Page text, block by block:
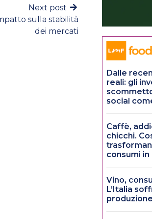
Next post
sulla stabilità
dei mercati
Dalle
reali: gli
social
Caffè,
chicchi.
consumi in
Vino,
L’Italia